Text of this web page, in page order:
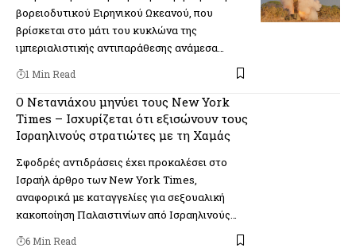
βορειοδυτικού Ειρηνικού Ωκεανού, που
βρίσκεται στο μάτι του κυκλώνα της
ιμπεριαλιστικής αντιπαράθεσης ανάμεσα…
1 Min Read
Ο Νετανιάχου μηνύει τους New York
Times – Ισχυρίζεται ότι εξισώνουν τους
Ισραηλινούς στρατιώτες με τη Χαμάς
Σφοδρές αντιδράσεις έχει προκαλέσει στο
Ισραήλ άρθρο των New York Times,
αναφορικά με καταγγελίες για σεξουαλική
κακοποίηση Παλαιστινίων από Ισραηλινούς…
6 Min Read